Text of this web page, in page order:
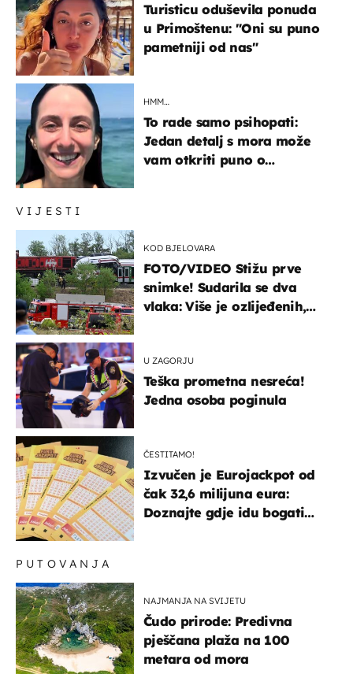
VIJESTI
KOD BJELOVARA
FOTO/VIDEO Stižu prve
snimke! Sudarila se dva
vlaka: Više je ozlijeđenih,
U ZAGORJU
Teška prometna nesreća!
Jedna osoba poginula
ČESTITAMO!
Izvučen je Eurojackpot od
čak 32,6 milijuna eura:
Doznajte gdje idu bogati
Turisticu oduševila ponuda
u Primoštenu: "Oni su puno
pametniji od nas"
HMM…
To rade samo psihopati:
Jedan detalj s mora može
vam otkriti puno o
PUTOVANJA
NAJMANJA NA SVIJETU
Čudo prirode: Predivna
pješčana plaža na 100
metara od mora